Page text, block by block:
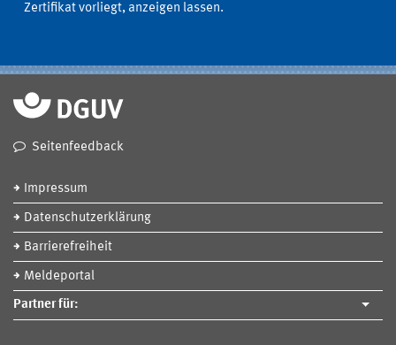
Zertifikat vorliegt, anzeigen lassen.
Seitenfeedback
Impressum
Datenschutzerklärung
Barrierefreiheit
Meldeportal
Partner für: